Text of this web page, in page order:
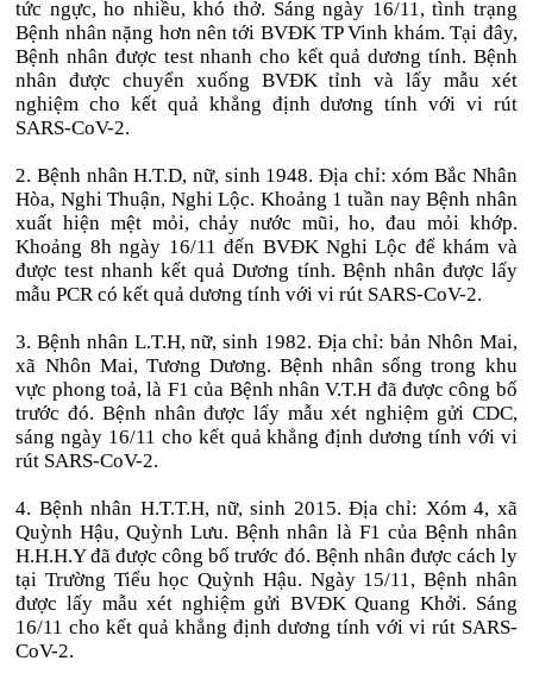
tức ngực, ho nhiều, khó thở. Sáng ngày 16/11, tình trạng
Bệnh nhân nặng hơn nên tới BVĐK TP Vinh khám. Tại đây,
Bệnh nhân được test nhanh cho kết quả dương tính. Bệnh
nhân được chuyển xuống BVĐK tỉnh và lấy mẫu xét
nghiệm cho kết quả khẳng định dương tính với vi rút
SARS-CoV-2.
2. Bệnh nhân H.T.D, nữ, sinh 1948. Địa chỉ: xóm Bắc Nhân
Hòa, Nghi Thuận, Nghi Lộc. Khoảng 1 tuần nay Bệnh nhân
xuất hiện mệt mỏi, chảy nước mũi, ho, đau mỏi khớp.
Khoảng 8h ngày 16/11 đến BVĐK Nghi Lộc để khám và
được test nhanh kết quả Dương tính. Bệnh nhân được lấy
mẫu PCR có kết quả dương tính với vi rút SARS-CoV-2.
3. Bệnh nhân L.T.H, nữ, sinh 1982. Địa chỉ: bản Nhôn Mai,
xã Nhôn Mai, Tương Dương. Bệnh nhân sống trong khu
vực phong toả, là F1 của Bệnh nhân V.T.H đã được công bố
trước đó. Bệnh nhân được lấy mẫu xét nghiệm gửi CDC,
sáng ngày 16/11 cho kết quả khẳng định dương tính với vi
rút SARS-CoV-2.
4. Bệnh nhân H.T.T.H, nữ, sinh 2015. Địa chỉ: Xóm 4, xã
Quỳnh Hậu, Quỳnh Lưu. Bệnh nhân là F1 của Bệnh nhân
H.H.H.Y đã được công bố trước đó. Bệnh nhân được cách ly
tại Trường Tiểu học Quỳnh Hậu. Ngày 15/11, Bệnh nhân
được lấy mẫu xét nghiệm gửi BVĐK Quang Khởi. Sáng
16/11 cho kết quả khẳng định dương tính với vi rút SARS-
CoV-2.